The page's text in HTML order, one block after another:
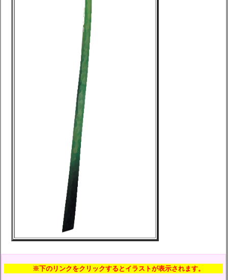
※下のリンクをクリックするとイラストが表示されます。